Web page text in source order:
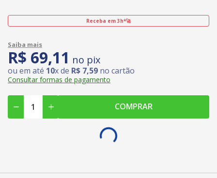
Receba em 3h*🚀
R$ 69,11 no pix
ou em até 10x de R$ 7,59 no cartão
Consultar formas de pagamento
COMPRAR